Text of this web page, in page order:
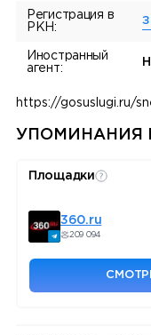
Регистрация в
РКН:
Иностранный
агент:
https://gosuslugi.ru/
УПОМИНАНИЯ
Площадки
360.ru
209 094